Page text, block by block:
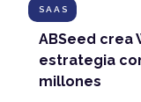
SAAS
ABSeed crea
estrategia
millones